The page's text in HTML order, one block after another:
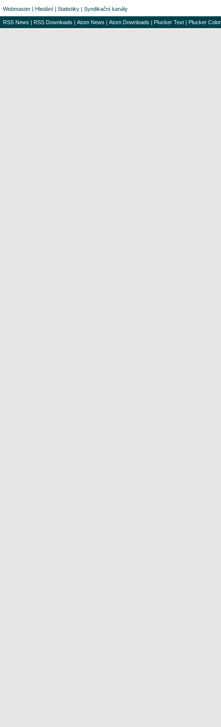
Webmaster | Hledání | Statistiky | Syndikační kanály
RSS News | RSS Downloads | Atom News | Atom Downloads | Plucker Text | Plucker Color